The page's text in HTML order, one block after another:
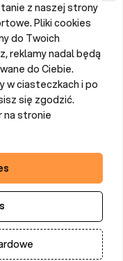
z naszej strony
Pliki cookies
do Twoich
reklamy nadal będą
do Ciebie.
w ciasteczkach i po
się zgodzić.
na stronie